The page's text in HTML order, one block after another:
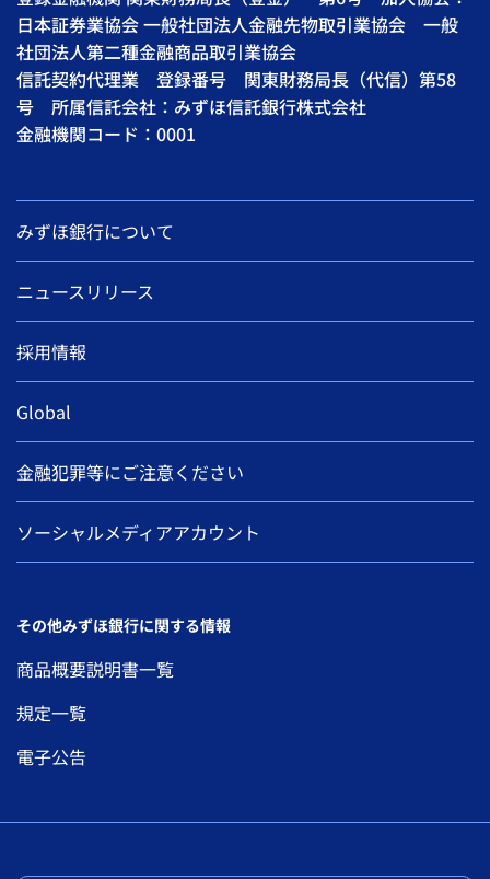
日本証券業協会 一般社団法人金融先物取引業協会 一般
社団法人第二種金融商品取引業協会
信託契約代理業 登録番号 関東財務局長（代信）第58
号 所属信託会社：みずほ信託銀行株式会社
金融機関コード：0001
みずほ銀行について
ニュースリリース
採用情報
Global
金融犯罪等にご注意ください
ソーシャルメディアアカウント
その他みずほ銀行に関する情報
商品概要説明書一覧
規定一覧
電子公告